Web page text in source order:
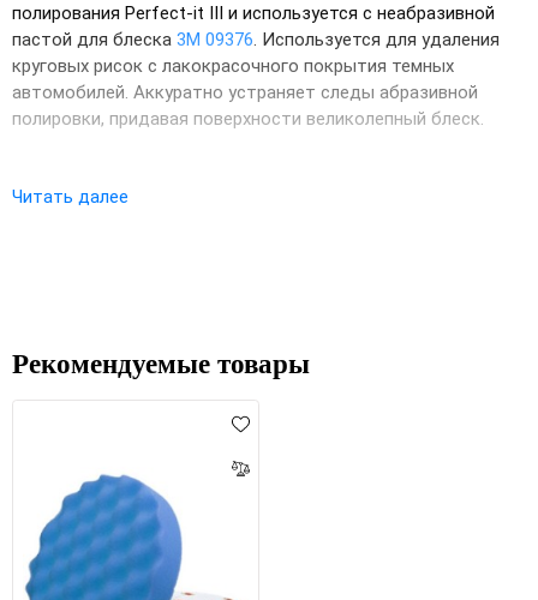
UA RU
полирования Perfect-it III и используется с неабразивной
пастой для блеска 3М 09376 . Используется для удаления
круговых рисок с лакокрасочного покрытия темных
автомобилей. Аккуратно устраняет следы абразивной
полировки, придавая поверхности великолепный блеск.
Читать далее
Рекомендуемые товары